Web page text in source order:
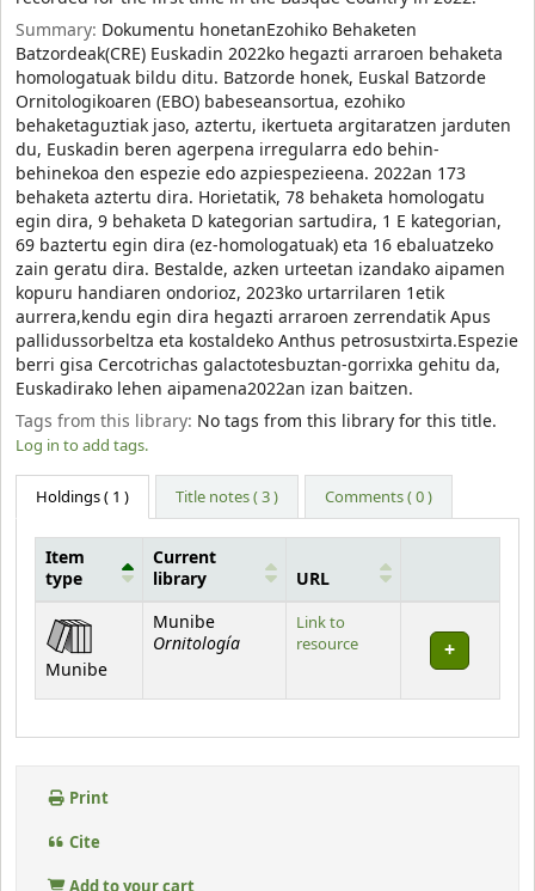
Summary: Dokumentu honetanEzohiko Behaketen
Batzordeak(CRE) Euskadin 2022ko hegazti arraroen behaketa
homologatuak bildu ditu. Batzorde honek, Euskal Batzorde
Ornitologikoaren (EBO) babeseansortua, ezohiko
behaketaguztiak jaso, aztertu, ikertueta argitaratzen jarduten
du, Euskadin beren agerpena irregularra edo behin-
behinekoa den espezie edo azpiespezieena. 2022an 173
behaketa aztertu dira. Horietatik, 78 behaketa homologatu
egin dira, 9 behaketa D kategorian sartudira, 1 E kategorian,
69 baztertu egin dira (ez-homologatuak) eta 16 ebaluatzeko
zain geratu dira. Bestalde, azken urteetan izandako aipamen
kopuru handiaren ondorioz, 2023ko urtarrilaren 1etik
aurrera,kendu egin dira hegazti arraroen zerrendatik Apus
pallidussorbeltza eta kostaldeko Anthus petrosustxirta.Espezie
berri gisa Cercotrichas galactotesbuztan-gorrixka gehitu da,
Euskadirako lehen aipamena2022an izan baitzen.
Tags from this library: No tags from this library for this title.
Log in to add tags.
Holdings( 1 ) Title notes ( 3 ) Comments ( 0 )
Holdings
Item
type
Current
library
URL
Munibe
Munibe
Ornitología
Link to
resource
Print
Cite